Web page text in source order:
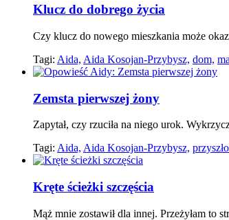
Klucz do dobrego życia
Czy klucz do nowego mieszkania może
Tagi: Aida, Aida Kosojan-Przybysz, dom,
Zemsta pierwszej żony
Zapytał, czy rzuciła na niego urok.
Tagi: Aida, Aida Kosojan-Przybysz,
Kręte ścieżki szczęścia
Mąż mnie zostawił dla innej. Przeżyłam to